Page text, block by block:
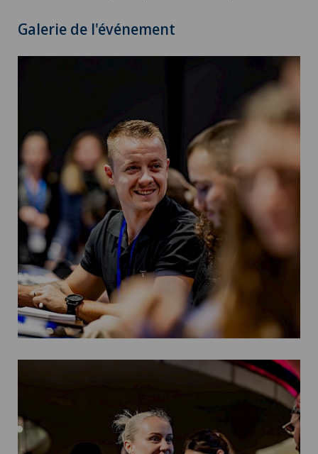
Galerie de l'événement